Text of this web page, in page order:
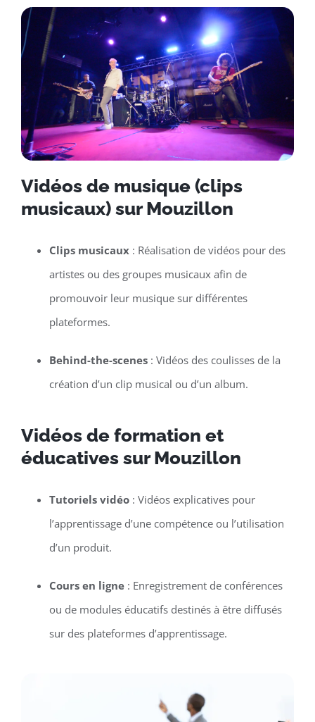
Vidéos de musique (clips
musicaux) sur Mouzillon
Clips musicaux: Réalisation de vidéos pour des
artistes ou des groupes musicaux afin de
promouvoir leur musique sur différentes
plateformes.
Behind-the-scenes: Vidéos des coulisses de la
création d’un clip musical ou d’un album.
Vidéos de formation et
éducatives sur Mouzillon
Tutoriels vidéo: Vidéos explicatives pour
l’apprentissage d’une compétence ou l’utilisation
d’un produit.
Cours en ligne: Enregistrement de conférences
ou de modules éducatifs destinés à être diffusés
sur des plateformes d’apprentissage.